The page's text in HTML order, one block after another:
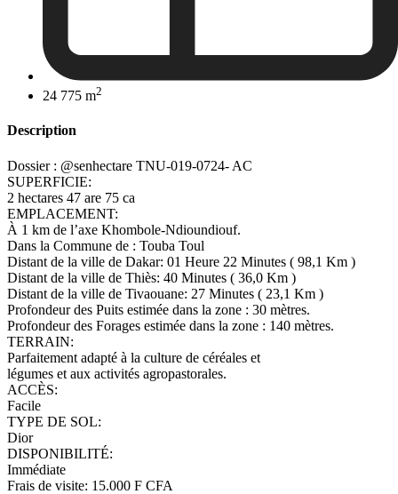
24 775 m2
Description
Dossier : @senhectare TNU-019-0724- AC
SUPERFICIE:
2 hectares 47 are 75 ca
EMPLACEMENT:
À 1 km de l’axe Khombole-Ndioundiouf.
Dans la Commune de : Touba Toul
Distant de la ville de Dakar: 01 Heure 22 Minutes ( 98,1 Km )
Distant de la ville de Thiès: 40 Minutes ( 36,0 Km )
Distant de la ville de Tivaouane: 27 Minutes ( 23,1 Km )
Profondeur des Puits estimée dans la zone : 30 mètres.
Profondeur des Forages estimée dans la zone : 140 mètres.
TERRAIN:
Parfaitement adapté à la culture de céréales et
légumes et aux activités agropastorales.
ACCÈS:
Facile
TYPE DE SOL:
Dior
DISPONIBILITÉ:
Immédiate
Frais de visite: 15.000 F CFA